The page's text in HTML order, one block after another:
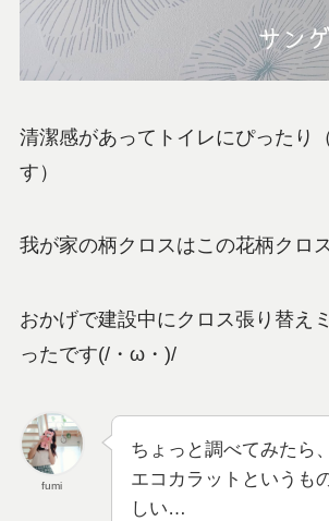
清潔感があってトイレにぴったり
す）
我が家の柄クロスはこの花柄クロ
おかげで建設中にクロス張り替え
ったです(/・ω・)/
fumi
ちょっと調べてみたら
エコカラットというも
しい…